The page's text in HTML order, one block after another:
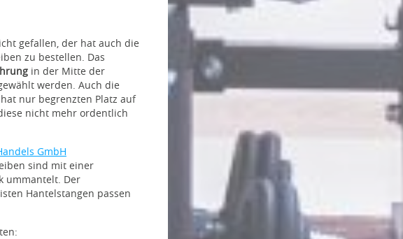
gefallen, der hat auch die
zu bestellen. Das
in der Mitte der
werden. Auch die
nur begrenzten Platz auf
nicht mehr ordentlich
GmbH
sind mit einer
ummantelt. Der
Hantelstangen passen